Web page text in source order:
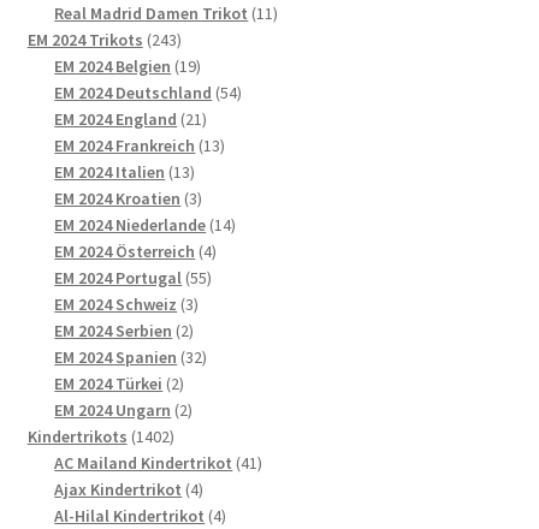
Real Madrid Damen Trikot 1111
EM 2024 Trikots 243243
Produkte
EM 2024 Belgien 1919
Produkte
EM 2024 Deutschland 5454
EM 2024 England 2121
Produkte
EM 2024 Frankreich 1313
EM 2024 Italien 1313
Produkte
EM 2024 Kroatien 33
Produkte
EM 2024 Niederlande 1414
EM 2024 Österreich 44
EM 2024 Portugal 5555
EM 2024 Schweiz 33
EM 2024 Serbien 22
Produkte
EM 2024 Spanien 3232
EM 2024 Türkei 22
Produkte
EM 2024 Ungarn 22
Kindertrikots 14021402
Produkte
AC Mailand Kindertrikot 4141
Ajax Kindertrikot 44
Produkte
Al-Hilal Kindertrikot 44